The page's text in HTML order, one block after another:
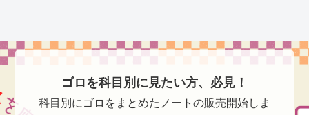
ゴロを科目別に見たい方、必見！
科目別にゴロをまとめたノートの販売開始しま